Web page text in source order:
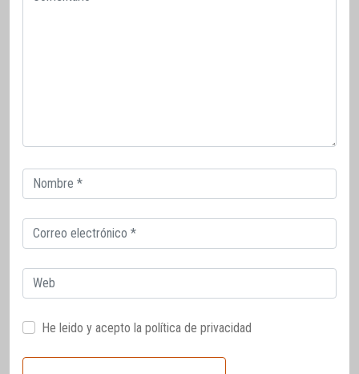
Correo
electrónico
Correo
electrónico
Web
He leido y acepto la política de privacidad